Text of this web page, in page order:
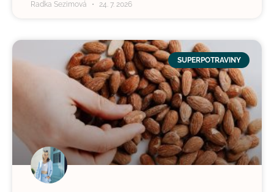
Radka Sezimová 24. 7. 2026
SUPERPOTRAVINY